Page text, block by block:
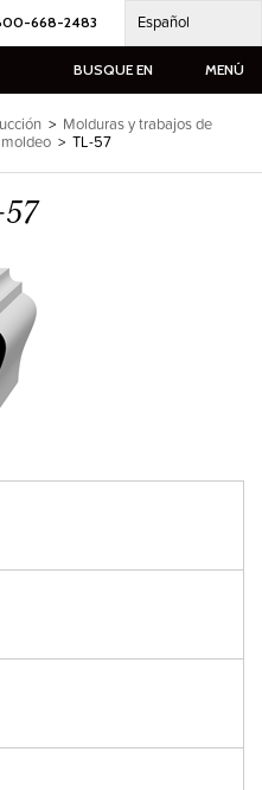
668-2483 Español
BUSQUE EN MENÚ
> Molduras y trabajos de
> TL-57